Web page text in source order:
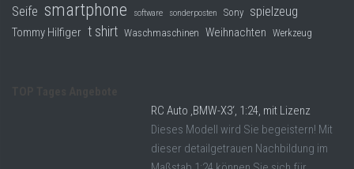
Seife smartphone software sonderposten Sony spielzeug
Tommy Hilfiger t shirt Waschmaschinen Weihnachten Werkzeug
RC Auto ‚BMW-X3‘, 1:24, mit Lizenz
Dieses Modell wird Sie begeistern! Mit
dieser detailgetrauen Nachbildung im